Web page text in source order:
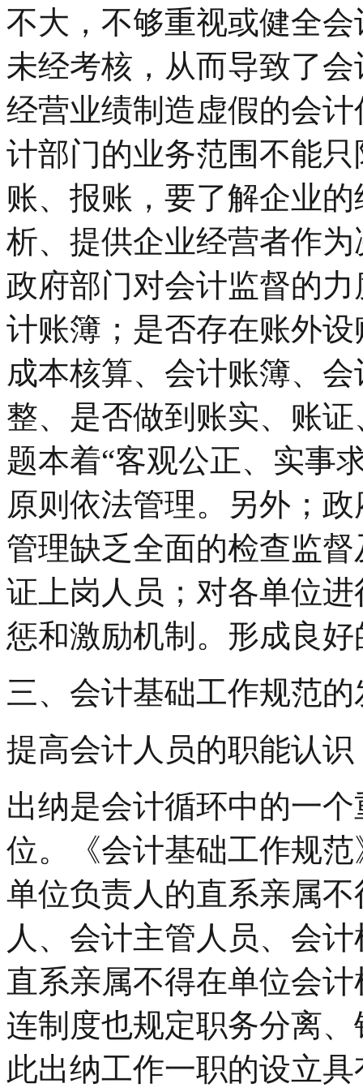
不大，不够重视或健全
未经考核，从而导致了
经营业绩制造虚假的会
计部门的业务范围不能
账、报账，要了解企业
析、提供企业经营者作
政府部门对会计监督的
计账簿；是否存在账外
成本核算、会计账簿、
整、是否做到账实、账
题本着“客观公正、实事
原则依法管理。另外；
管理缺乏全面的检查监
证上岗人员；对各单位
惩和激励机制。形成良
三、会计基础工作规范
提高会计人员的职能认识
出纳是会计循环中的一
位。《会计基础工作规
单位负责人的直系亲属
人、会计主管人员、会
直系亲属不得在单位会
连制度也规定职务分离
此出纳工作一职的设立